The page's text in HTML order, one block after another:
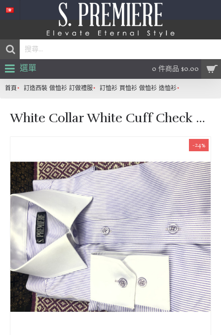
0 件商品 $0.00
選單
首頁 訂造西裝 做恤衫 訂做禮服 訂恤衫 買恤衫 做恤衫 造恤衫
White Collar White Cuff Check Style
-24%